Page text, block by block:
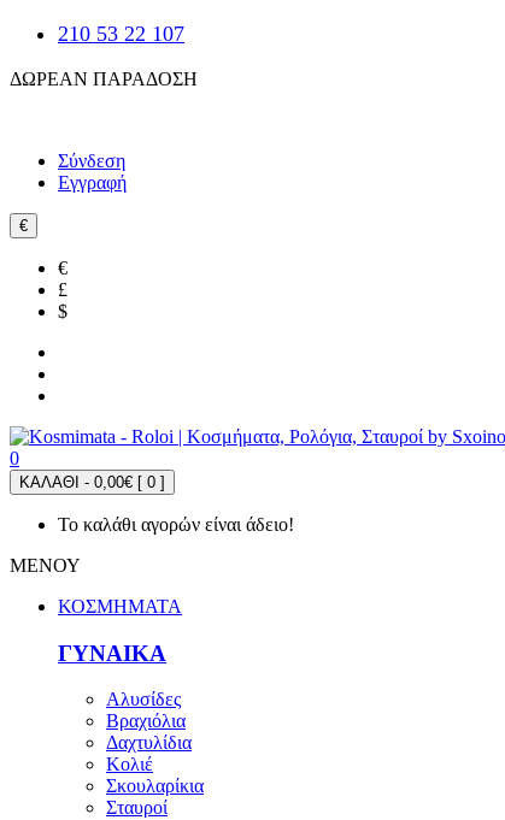
210 53 22 107
ΔΩΡΕΑΝ ΠΑΡΑΔΟΣΗ
Σύνδεση
Εγγραφή
€
€
£
$
0
ΚΑΛΑΘΙ - 0,00€ [ 0 ]
Το καλάθι αγορών είναι άδειο!
ΜΕΝΟΥ
ΚΟΣΜΗΜΑΤΑ
ΓΥΝΑΙΚΑ
Αλυσίδες
Βραχιόλια
Δαχτυλίδια
Κολιέ
Σκουλαρίκια
Σταυροί